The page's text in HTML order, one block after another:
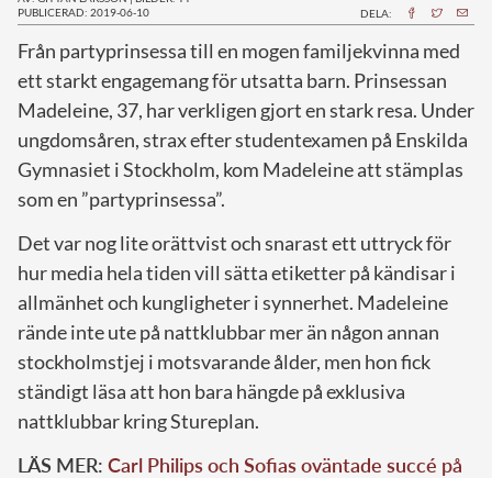
PUBLICERAD: 2019-06-10
DELA:
Från partyprinsessa till en mogen familjekvinna med
ett starkt engagemang för utsatta barn. Prinsessan
Madeleine, 37, har verkligen gjort en stark resa. Under
ungdomsåren, strax efter studentexamen på Enskilda
Gymnasiet i Stockholm, kom Madeleine att stämplas
som en ”partyprinsessa”.
Det var nog lite orättvist och snarast ett uttryck för
hur media hela tiden vill sätta etiketter på kändisar i
allmänhet och kungligheter i synnerhet. Madeleine
rände inte ute på nattklubbar mer än någon annan
stockholmstjej i motsvarande ålder, men hon fick
ständigt läsa att hon bara hängde på exklusiva
nattklubbar kring Stureplan.
LÄS MER: Carl Philips och Sofias oväntade succé på